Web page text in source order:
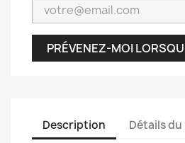
PRÉVENEZ-MOI
Description Détails